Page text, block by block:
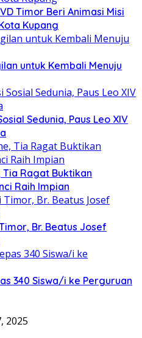
Timor Beri Animasi Misi
Kupang
untuk Kembali Menuju
Sedunia, Paus Leo XIV
Ragat Buktikan
Raih Impian
Br. Beatus Josef
340 Siswa/i ke Perguruan
2025